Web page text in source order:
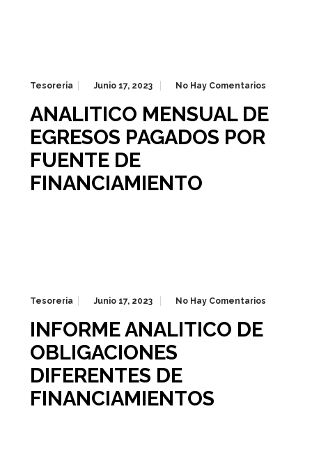
Tesoreria Junio 17, 2023 No Hay Comentarios
ANALITICO MENSUAL DE
EGRESOS PAGADOS POR
FUENTE DE
FINANCIAMIENTO
Tesoreria Junio 17, 2023 No Hay Comentarios
INFORME ANALITICO DE
OBLIGACIONES
DIFERENTES DE
FINANCIAMIENTOS